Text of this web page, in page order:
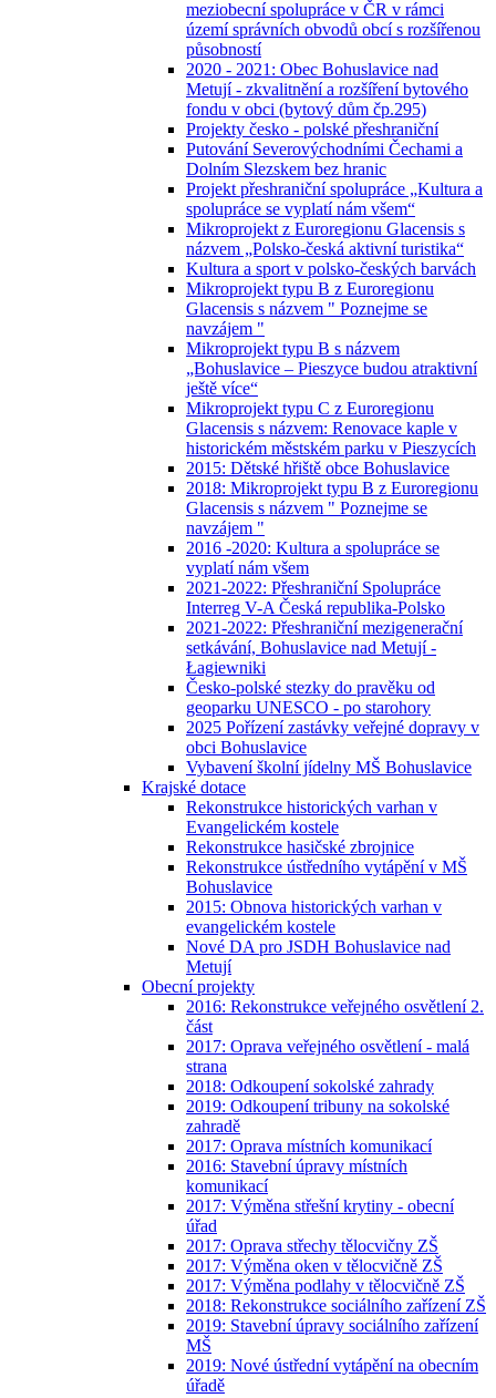
meziobecní spolupráce v ČR v rámci
území správních obvodů obcí s rozšířenou
působností
2020 - 2021: Obec Bohuslavice nad
Metují - zkvalitnění a rozšíření bytového
fondu v obci (bytový dům čp.295)
Projekty česko - polské přeshraniční
Putování Severovýchodními Čechami a
Dolním Slezskem bez hranic
Projekt přeshraniční spolupráce „Kultura a
spolupráce se vyplatí nám všem“
Mikroprojekt z Euroregionu Glacensis s
názvem „Polsko-česká aktivní turistika“
Kultura a sport v polsko-českých barvách
Mikroprojekt typu B z Euroregionu
Glacensis s názvem " Poznejme se
navzájem "
Mikroprojekt typu B s názvem
„Bohuslavice – Pieszyce budou atraktivní
ještě více“
Mikroprojekt typu C z Euroregionu
Glacensis s názvem: Renovace kaple v
historickém městském parku v Pieszycích
2015: Dětské hřiště obce Bohuslavice
2018: Mikroprojekt typu B z Euroregionu
Glacensis s názvem " Poznejme se
navzájem "
2016 -2020: Kultura a spolupráce se
vyplatí nám všem
2021-2022: Přeshraniční Spolupráce
Interreg V-A Česká republika-Polsko
2021-2022: Přeshraniční mezigenerační
setkávání, Bohuslavice nad Metují -
Łagiewniki
Česko-polské stezky do pravěku od
geoparku UNESCO - po starohory
2025 Pořízení zastávky veřejné dopravy v
obci Bohuslavice
Vybavení školní jídelny MŠ Bohuslavice
Krajské dotace
Rekonstrukce historických varhan v
Evangelickém kostele
Rekonstrukce hasičské zbrojnice
Rekonstrukce ústředního vytápění v MŠ
Bohuslavice
2015: Obnova historických varhan v
evangelickém kostele
Nové DA pro JSDH Bohuslavice nad
Metují
Obecní projekty
2016: Rekonstrukce veřejného osvětlení 2.
část
2017: Oprava veřejného osvětlení - malá
strana
2018: Odkoupení sokolské zahrady
2019: Odkoupení tribuny na sokolské
zahradě
2017: Oprava místních komunikací
2016: Stavební úpravy místních
komunikací
2017: Výměna střešní krytiny - obecní
úřad
2017: Oprava střechy tělocvičny ZŠ
2017: Výměna oken v tělocvičně ZŠ
2017: Výměna podlahy v tělocvičně ZŠ
2018: Rekonstrukce sociálního zařízení ZŠ
2019: Stavební úpravy sociálního zařízení
MŠ
2019: Nové ústřední vytápění na obecním
úřadě